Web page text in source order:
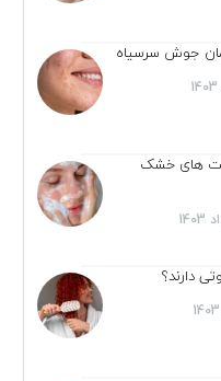
های خشک
دارند؟